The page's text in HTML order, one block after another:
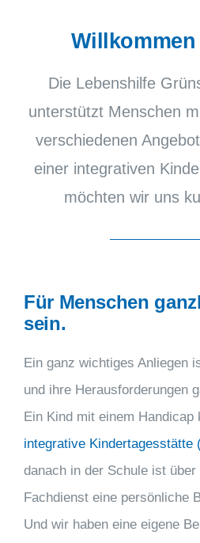
Die Lebenshilfe
unterstützt Menschen
verschiedenen
einer integrativen
möchten wir uns
Für Menschen
sein.
Ein ganz wichtiges Anliegen
und ihre Herausforderungen
Ein Kind mit einem
integrative Kindertagesstätte
danach in der Schule ist
Fachdienst eine persönliche
Und wir haben eine eigene